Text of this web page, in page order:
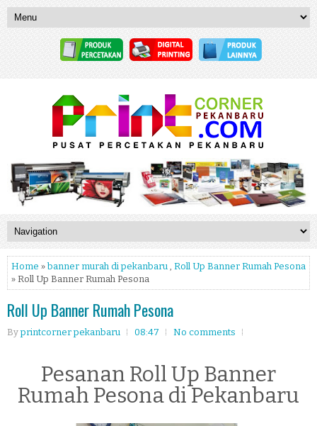
Home »banner murah di pekanbaru
Roll Up Banner Rumah Pesona
» Roll Up Banner Rumah Pesona
Roll Up Banner Rumah Pesona
Byprintcorner pekanbaru 08:47 No comments
Pesanan Roll Up Banner
Rumah Pesona di Pekanbaru